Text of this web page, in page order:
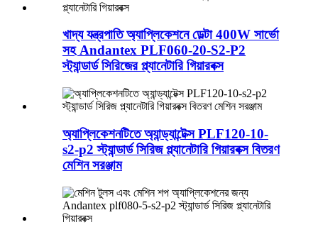
খাদ্য যন্ত্রপাতি অ্যাপ্লিকেশনে ডেল্টা 400W সার্ভো
সহ Andantex PLF060-20-S2-P2
স্ট্যান্ডার্ড সিরিজের প্ল্যানেটারি গিয়ারবক্স
অ্যাপ্লিকেশনটিতে অ্যান্ড্যান্টেক্স PLF120-10-
s2-p2 স্ট্যান্ডার্ড সিরিজ প্ল্যানেটারি গিয়ারবক্স বিতরণ
মেশিন সরঞ্জাম